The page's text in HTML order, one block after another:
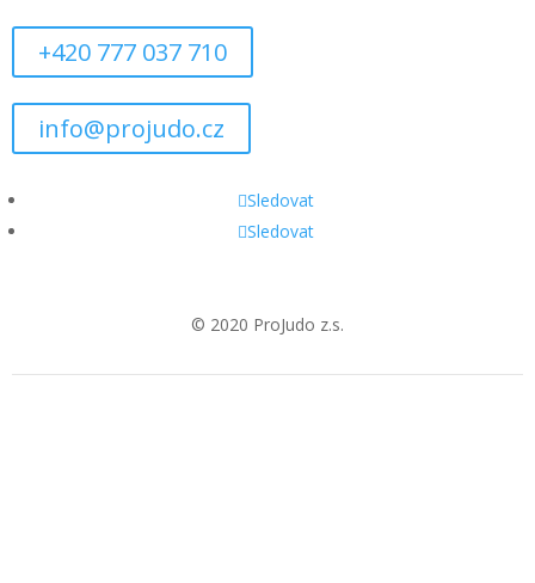
+420 777 037 710
info@projudo.cz
Sledovat
Sledovat
© 2020 ProJudo z.s.